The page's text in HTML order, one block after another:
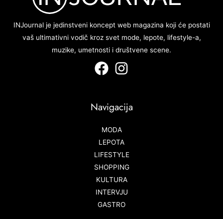
INJournal je jedinstveni koncept web magazina koji će postati
vaš ultimativni vodič kroz svet mode, lepote, lifestyle-a,
muzike, umetnosti i društvene scene.
Navigacija
MODA
LEPOTA
LIFESTYLE
SHOPPING
KULTURA
INTERVJU
GASTRO